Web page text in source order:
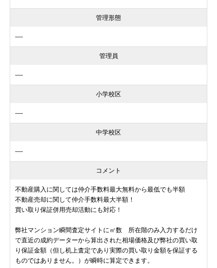
管理形態
----
管理員
----
小学校区
----
中学校区
----
コメント
不動産購入に関しては仲介手数料最大無料から最低でも半額
不動産売却に関して仲介手数料最大半額！
買い取り保証併用売却活動にも対応！
弊社マンション瞬間査定サイトに㎡数 所在階のみ入力するだけ
で直近の成約データーから算出された相場価格及び弊社の買い取
り保証金額（但し机上査定であり実際の買い取り金額を保証する
ものではありません。）が瞬時に算定できます。